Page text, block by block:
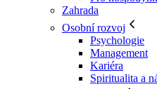
Zahrada
Osobní rozvoj
Psychologie
Management
Kariéra
Spiritualita a